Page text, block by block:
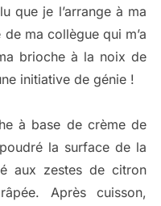
que je l’arrange à ma
ma collègue qui m’a
brioche à la noix de
initiative de génie !
à base de crème de
la surface de la
aux zestes de citron
Après cuisson,